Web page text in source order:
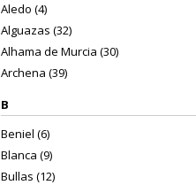
Aledo (4)
Alguazas (32)
Alhama de Murcia (30)
Archena (39)
B
Beniel (6)
Blanca (9)
Bullas (12)